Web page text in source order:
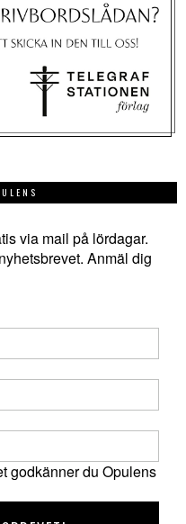
via mail på lördagar.
Anmäl dig
godkänner du Opulens